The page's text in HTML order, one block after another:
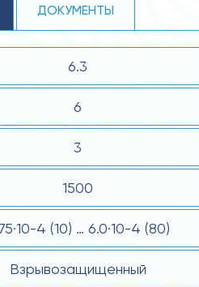
ДОКУМЕНТЫ
6.3
6
3
1500
4 (10) … 6.0·10-4 (80)
Взрывозащищенный